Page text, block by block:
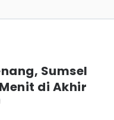
Sumsel
di Akhir